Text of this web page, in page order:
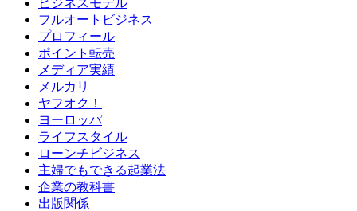
フルオートビジネス
プロフィール
ポイント転売
メディア実績
メルカリ
ヤフオク！
ヨーロッパ
ライフスタイル
ローンチビジネス
主婦でもできる起業法
企業の教科書
出版関係